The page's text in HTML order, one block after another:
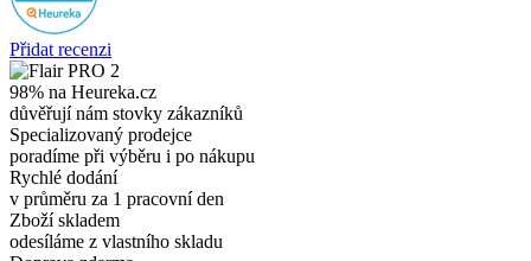
Přidat recenzi
98% na Heureka.cz
důvěřují nám stovky zákazníků
Specializovaný prodejce
poradíme při výběru i po nákupu
Rychlé dodání
v průměru za 1 pracovní den
Zboží skladem
odesíláme z vlastního skladu